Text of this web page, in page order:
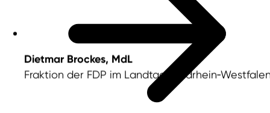
Dietmar Brockes, MdL
Fraktion der FDP im Landtag